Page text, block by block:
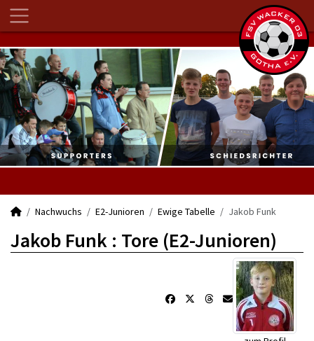
Nachwuchs E2-Junioren Ewige Tabelle Jakob Funk
Jakob Funk : Tore (E2-Junioren)